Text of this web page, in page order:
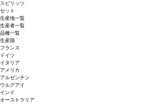
スピリッツ
セット
生産地一覧
生産者一覧
品種一覧
生産国
フランス
ドイツ
イタリア
アメリカ
アルゼンチン
ウルグアイ
インド
オーストラリア